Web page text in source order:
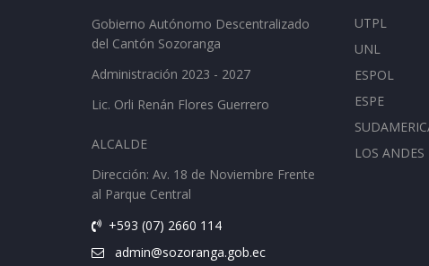
Gobierno Autónomo Descentralizado
del Cantón Sozoranga
Administración 2023 - 2027
Lic. Orli Renán Flores Guerrero
ALCALDE
Dirección: Av. 18 de Noviembre Frente
al Parque Central
+593 (07) 2660 114
admin@sozoranga.gob.ec
UTPL
UNL
ESPOL
ESPE
LOS ANDES